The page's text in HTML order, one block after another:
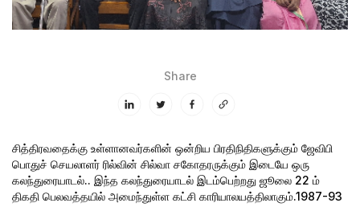
Share
சித்திரவதைக்கு உள்ளானவர்களின் ஒன்றிய பிரதிநிதிகளுக்கும் ஜேவிபி
பொதுச் செயலாளர் ரில்வின் சில்வா சகோதரருக்கும் இடையே ஒரு
கலந்துரையாடல்.. இந்த கலந்துரையாடல் இடம்பெற்றது ஜூலை 22 ம்
திகதி பெலவத்தயில் அமைந்துள்ள கட்சி காரியாலயத்திலாகும்.1987-93